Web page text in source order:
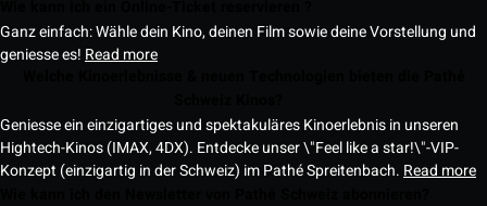
Ganz einfach: Wähle dein Kino, deinen Film sowie deine Vorstellung und
geniesse es! Read more
Geniesse ein einzigartiges und spektakuläres Kinoerlebnis in unseren
Hightech-Kinos (IMAX, 4DX). Entdecke unser \"Feel like a star!\"-VIP-
Konzept (einzigartig in der Schweiz) im Pathé Spreitenbach. Read more